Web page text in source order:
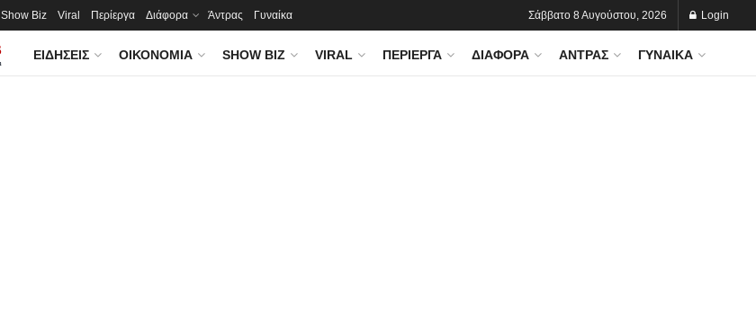
Show Biz Viral Περίεργα Διάφορα Άντρας Γυναίκα Σάββατο 8 Αυγούστου, 2026 Login
ΕΙΔΉΣΕΙΣ ΟΙΚΟΝΟΜΊΑ SHOW BIZ VIRAL ΠΕΡΊΕΡΓΑ ΔΙΆΦΟΡΑ ΆΝΤΡΑΣ ΓΥΝΑΊΚΑ